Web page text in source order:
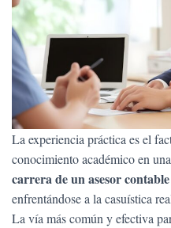
La experiencia práctica es el
conocimiento académico en
carrera de un asesor
enfrentándose a la casuística
La vía más común y efectiva